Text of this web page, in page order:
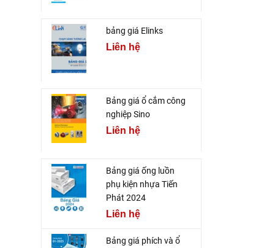
bảng giá Elinks
Liên hệ
Bảng giá ổ cắm công
nghiệp Sino
Liên hệ
Bảng giá ống luồn
phụ kiện nhựa Tiến
Phát 2024
Liên hệ
Bảng giá phích và ổ